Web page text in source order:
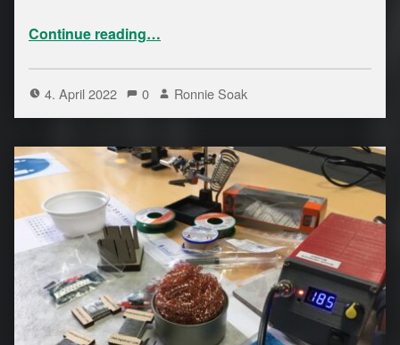
Continue reading…
4. April 2022 0 Ronnie Soak